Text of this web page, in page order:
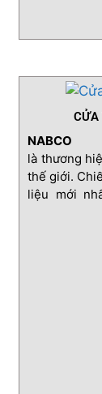
CỬA
NABCO
là thương
thế giới.
liệu mới